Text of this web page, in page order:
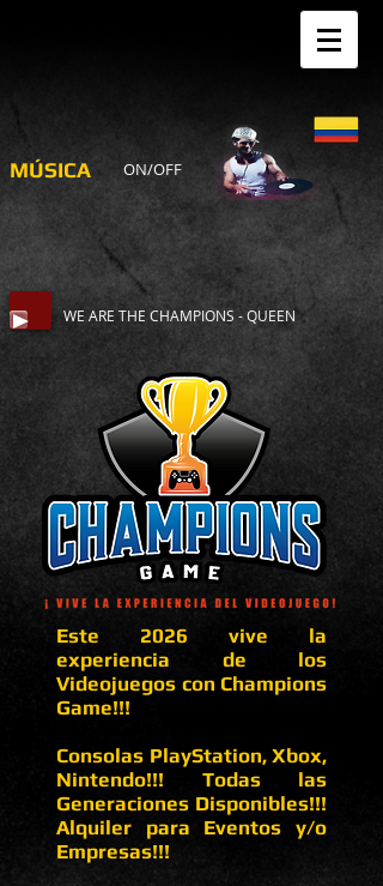
MÚSICA ON/OFF
WE ARE THE CHAMPIONS - QUEEN
Este 2026 vive la
experiencia de los
Videojuegos con Champions
Game!!!
Consolas PlayStation, Xbox,
Nintendo!!! Todas las
Generaciones Disponibles!!!
Alquiler para Eventos y/o
Empresas!!!